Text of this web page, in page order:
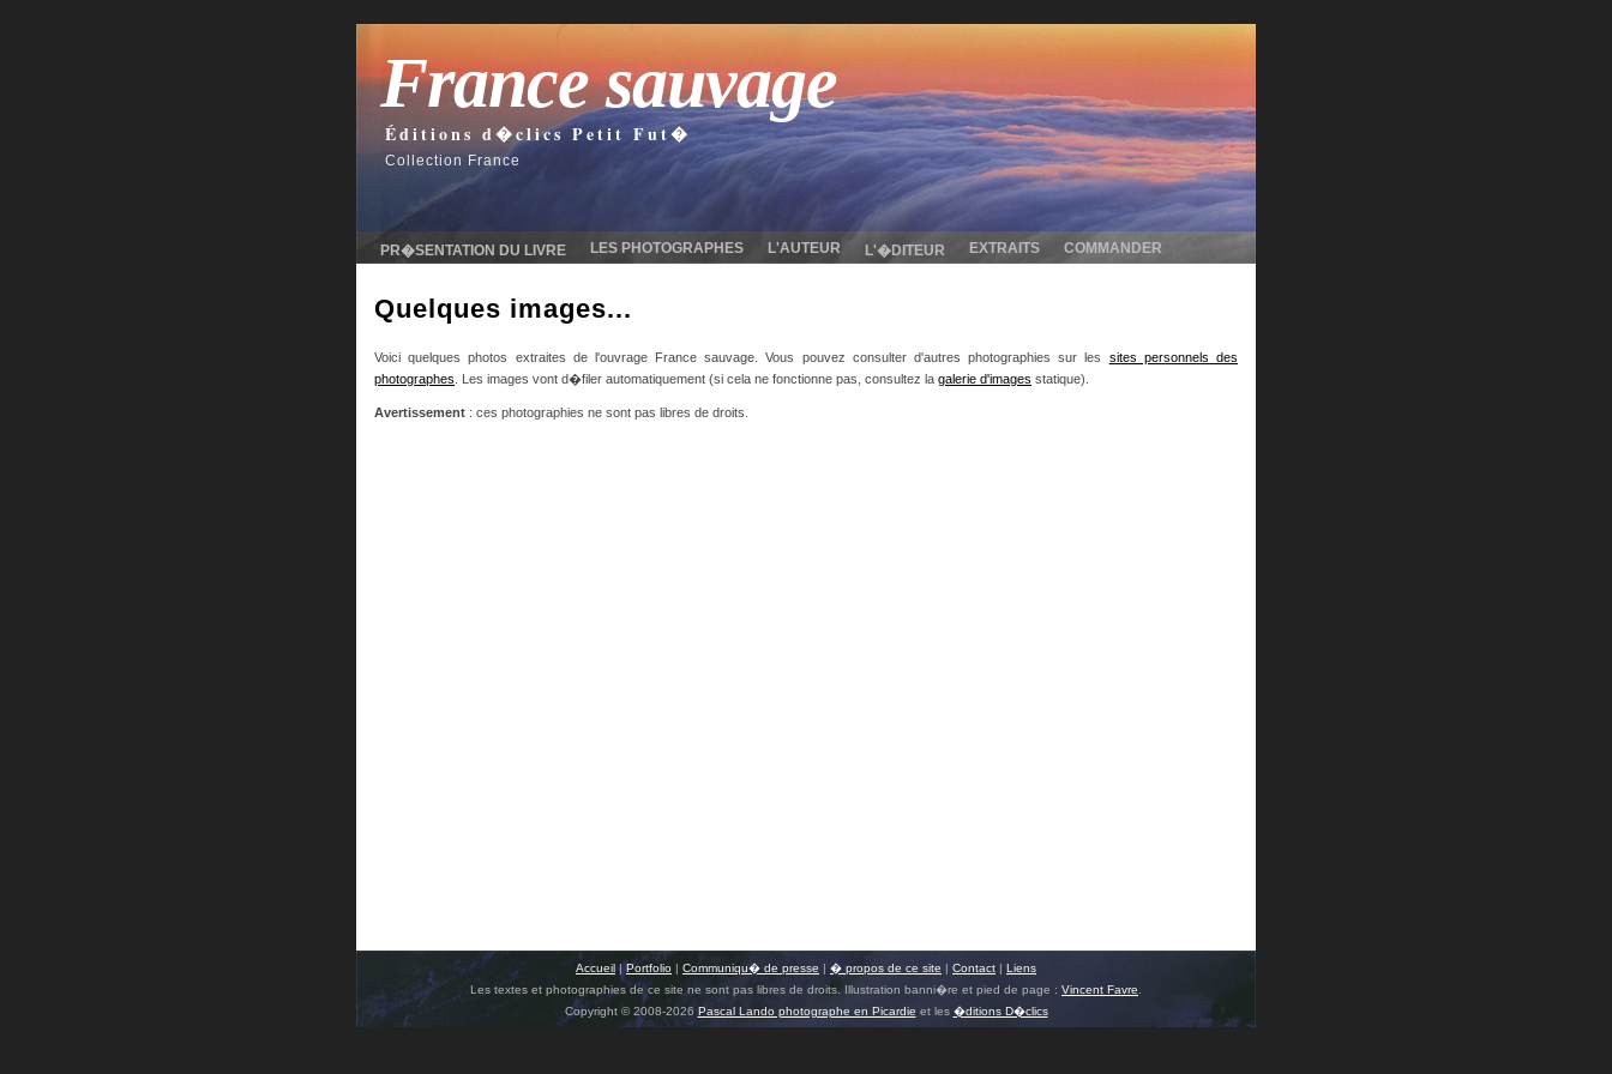
France sauvage
Éditions d�clics Petit Fut�
Collection France
PR�SENTATION DU LIVRE LES PHOTOGRAPHES L'AUTEUR L'�DITEUR EXTRAITS COMMANDER
Quelques images...
Voici quelques photos extraites de l'ouvrage France sauvage. Vous pouvez consulter d'autres photographies sur les sites personnels des
photographes . Les images vont d�filer automatiquement (si cela ne fonctionne pas, consultez la galerie d'images statique).
Avertissement : ces photographies ne sont pas libres de droits.
Accueil|Portfolio | Communiqu� de presse | � propos de ce site | Contact | Liens
Les textes et photographies de ce site ne sont pas libres de droits. Illustration banni�re et pied de page : Vincent Favre
Copyright © 2008-2026 Pascal Lando photographe en Picardie et les �ditions D�clics